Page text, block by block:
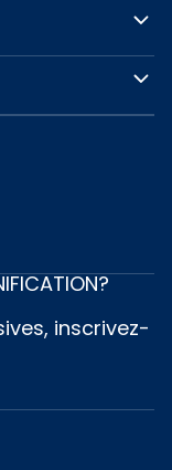
inscrivez-